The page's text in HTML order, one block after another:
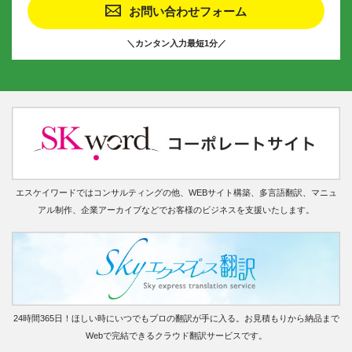
お問い合わせフォーム
＼カンタン入力最短1分／
エスケイワードではコンサルティングの他、WEBサイト構築、多言語翻訳、マニュ
アル制作、企業アーカイブなどでお客様のビジネスを支援いたします。
24時間365日！ほしい時にいつでもプロの翻訳が手に入る。お見積もりから納品まで
Webで完結できるクラウド翻訳サービスです。